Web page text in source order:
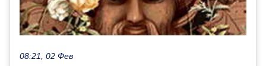
08:21, 02 Фев